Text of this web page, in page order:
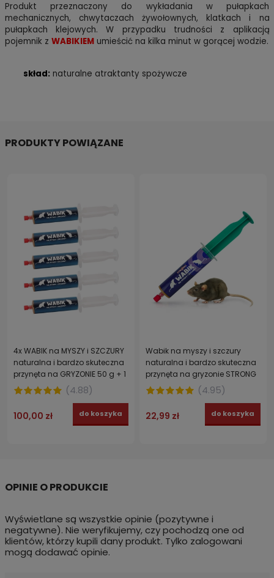
Produkt przeznaczony do wykładania w pułapkach
mechanicznych, chwytaczach żywołownych, klatkach i na
pułapkach klejowych. W przypadku trudności z aplikacją
pojemnik z WABIKIEMumieścić na kilka minut w gorącej wodzie.
skład: naturalne atraktanty spożywcze
PRODUKTY POWIĄZANE
4x WABIK na MYSZY i SZCZURY
naturalna i bardzo skuteczna
przynęta na GRYZONIE 50 g + 1
szt. GRATIS
(4.88)
100,00 zł do koszyka
Wabik na myszy i szczury
naturalna i bardzo skuteczna
przynęta na gryzonie STRONG
50 g
(4.95)
22,99 zł do koszyka
Wyświetlane są wszystkie opinie (pozytywne i
negatywne). Nie weryfikujemy, czy pochodzą one od
klientów, którzy kupili dany produkt. Tylko zalogowani
mogą dodawać opinie.